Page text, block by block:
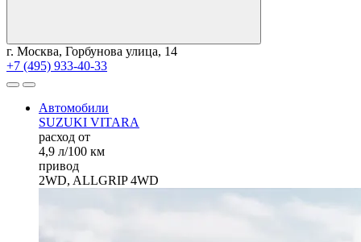
г. Москва, Горбунова улица, 14
+7 (495) 933-40-33
Автомобили
SUZUKI VITARA
расход от
4,9 л/100 км
привод
2WD, ALLGRIP 4WD